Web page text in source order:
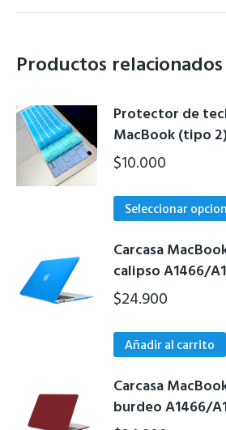
Productos relacionados
Protector de
MacBook (tipo
$10.000
Seleccionar
Carcasa
calipso A1466/
$24.900
Añadir al carrito
Carcasa
burdeo A1466/